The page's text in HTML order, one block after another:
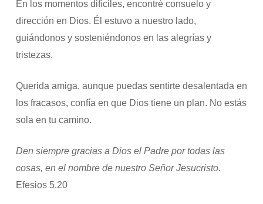
En los momentos difíciles, encontré consuelo y
dirección en Dios. Él estuvo a nuestro lado,
guiándonos y sosteniéndonos en las alegrías y
tristezas.
Querida amiga, aunque puedas sentirte desalentada en
los fracasos, confía en que Dios tiene un plan. No estás
sola en tu camino.
Den siempre gracias a Dios el Padre por todas las
cosas, en el nombre de nuestro Señor Jesucristo.
Efesios 5.20